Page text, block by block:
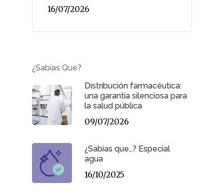
16/07/2026
¿Sabías Que?
Distribución farmacéutica:
una garantía silenciosa para
la salud pública
09/07/2026
¿Sabías que…? Especial
agua
16/10/2025